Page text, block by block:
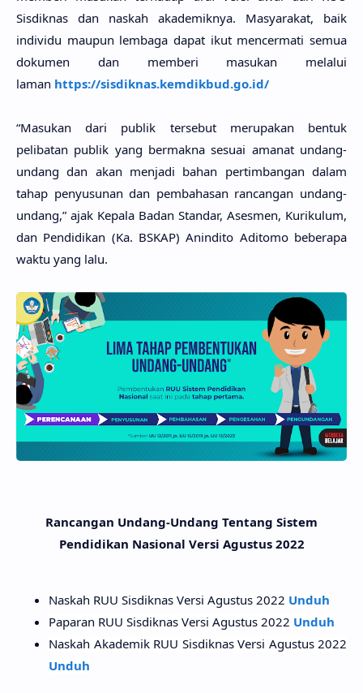
Sisdiknas dan naskah akademiknya. Masyarakat, baik
individu maupun lembaga dapat ikut mencermati semua
dokumen dan memberi masukan melalui
laman https://sisdiknas.kemdikbud.go.id/
“Masukan dari publik tersebut merupakan bentuk
pelibatan publik yang bermakna sesuai amanat undang-
undang dan akan menjadi bahan pertimbangan dalam
tahap penyusunan dan pembahasan rancangan undang-
undang,” ajak Kepala Badan Standar, Asesmen, Kurikulum,
dan Pendidikan (Ka. BSKAP) Anindito Aditomo beberapa
waktu yang lalu.
Rancangan Undang-Undang Tentang Sistem
Pendidikan Nasional Versi Agustus 2022
Naskah RUU Sisdiknas Versi Agustus 2022 Unduh
Paparan RUU Sisdiknas Versi Agustus 2022 Unduh
Naskah Akademik RUU Sisdiknas Versi Agustus 2022
Unduh